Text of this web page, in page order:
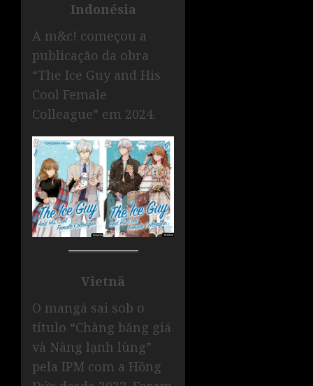
Indonésia
A m&c! começou a
publicação da obra
“The Ice Guy and His
Cool Female
Colleague” em 2024.
Vietnã
O mangá sai sob o
título “Chàng băng giá
và Nàng lạnh lùng”
pela IPM com a Hồng